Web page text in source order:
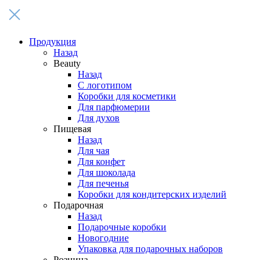
Продукция
Назад
Beauty
Назад
С логотипом
Коробки для косметики
Для парфюмерии
Для духов
Пищевая
Назад
Для чая
Для конфет
Для шоколада
Для печенья
Коробки для кондитерских изделий
Подарочная
Назад
Подарочные коробки
Новогодние
Упаковка для подарочных наборов